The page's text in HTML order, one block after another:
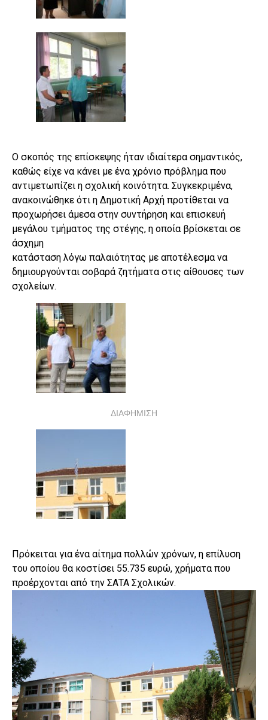
Ο σκοπός της επίσκεψης ήταν ιδιαίτερα σημαντικός,
καθώς είχε να κάνει με ένα χρόνιο πρόβλημα που
αντιμετωπίζει η σχολική κοινότητα. Συγκεκριμένα,
ανακοινώθηκε ότι η Δημοτική Αρχή προτίθεται να
προχωρήσει άμεσα στην συντήρηση και επισκευή
μεγάλου τμήματος της στέγης, η οποία βρίσκεται σε
άσχημη
κατάσταση λόγω παλαιότητας με αποτέλεσμα να
δημιουργούνται σοβαρά ζητήματα στις αίθουσες των
σχολείων.
ΔΙΑΦΗΜΙΣΗ
Πρόκειται για ένα αίτημα πολλών χρόνων, η επίλυση
του οποίου θα κοστίσει 55.735 ευρώ, χρήματα που
προέρχονται από την ΣΑΤΑ Σχολικών.